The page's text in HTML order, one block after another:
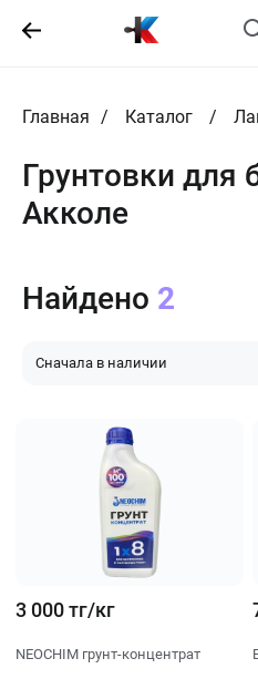
Главная Каталог
Грунтовки для
Акколе
Сначала в наличии
Найдено 2
3 000 тг/кг
NEOCHIM грунт-концентрат